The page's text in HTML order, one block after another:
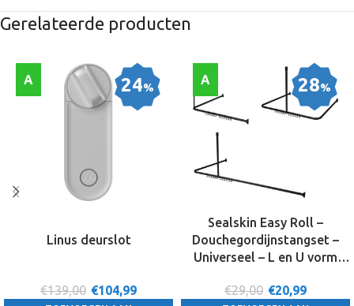
Gerelateerde producten
24%
A
Linus deurslot
€139,00 €104,99
28%
A
Sealskin Easy Roll –
Douchegordijnstangset –
Universeel – L en U vorm
Zwart
€29,00 €20,99